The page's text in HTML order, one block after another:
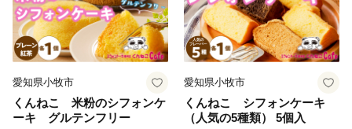
愛知県小牧市
くんねこ 米粉のシフォンケ
ーキ グルテンフリー
愛知県小牧市
くんねこ シフォンケーキ
（人気の5種類） 5個入